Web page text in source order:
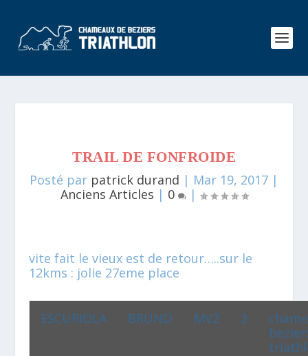
TRAIL DE FONFROIDE
Posté par patrick durand | Mar 19, 2017 |
Anciens Articles | 0 |
vite fait le vieux est de retour…..sur le
12kms : jolie 27eme place
ESCURIOLA BRUNO MV2 3